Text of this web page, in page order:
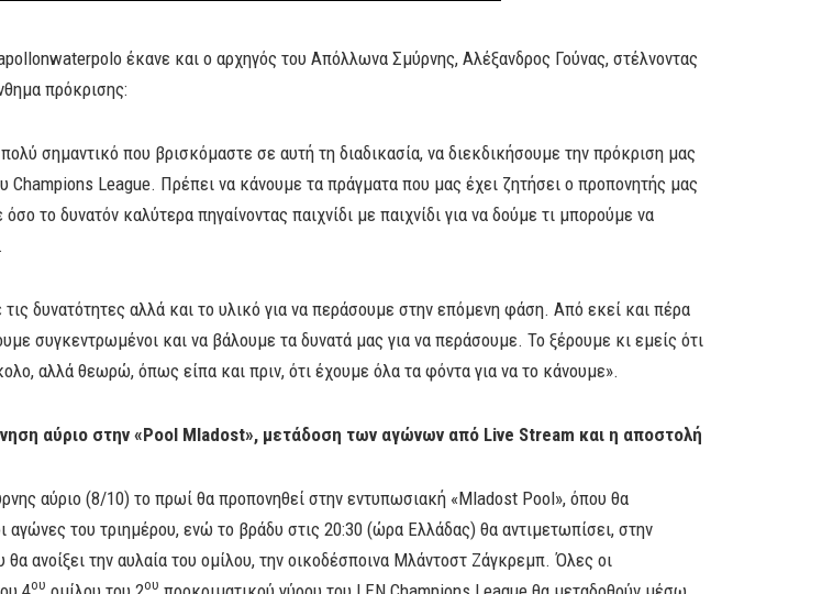
έκανε και ο αρχηγός του Απόλλωνα Σμύρνης, Αλέξανδρος Γούνας, στέλνοντας
πρόκρισης:
πολύ σημαντικό που βρισκόμαστε σε αυτή τη διαδικασία, να διεκδικήσουμε την πρόκριση μας
Champions League. Πρέπει να κάνουμε τα πράγματα που μας έχει ζητήσει ο προπονητής μας
όσο το δυνατόν καλύτερα πηγαίνοντας παιχνίδι με παιχνίδι για να δούμε τι μπορούμε να
τις δυνατότητες αλλά και το υλικό για να περάσουμε στην επόμενη φάση. Από εκεί και πέρα
συγκεντρωμένοι και να βάλουμε τα δυνατά μας για να περάσουμε. Το ξέρουμε κι εμείς ότι
αλλά θεωρώ, όπως είπα και πριν, ότι έχουμε όλα τα φόντα για να το κάνουμε».
αύριο στην «Pool Mladost», μετάδοση των αγώνων από Live Stream και η αποστολή
αύριο (8/10) το πρωί θα προπονηθεί στην εντυπωσιακή «Mladost Pool», όπου θα
αγώνες του τριημέρου, ενώ το βράδυ στις 20:30 (ώρα Ελλάδας) θα αντιμετωπίσει, στην
ανοίξει την αυλαία του ομίλου, την οικοδέσποινα Μλάντοστ Ζάγκρεμπ. Όλες οι
ου ου